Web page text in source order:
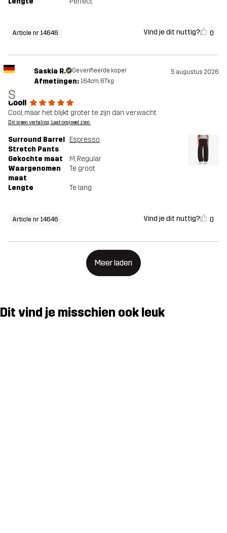
Article nr 14646 Vind je dit nuttig? 0
S
Saskia R. Geverifieerde koper 5 augustus 2026
Afmetingen: 164cm, 67kg
Cool!
Cool, maar het blijkt groter te zijn dan verwacht
Dit is een vertaling. Laat orgineel zien.
Surround Barrel
Stretch Pants
Espresso
Gekochte maat M, Regular
Waargenomen
maat
Te groot
Lengte Te lang
Article nr 14646 Vind je dit nuttig? 0
Meer laden
Dit vind je misschien ook leuk